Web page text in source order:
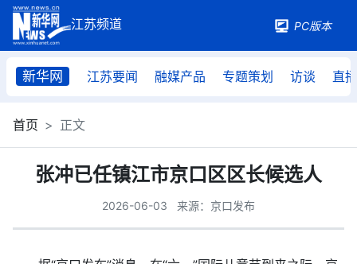
PC版本
新华网 江苏要闻 融媒产品 专题策划 访谈 直播
首页 正文
张冲已任镇江市京口区区长候选人
2026-06-03 来源：京口发布